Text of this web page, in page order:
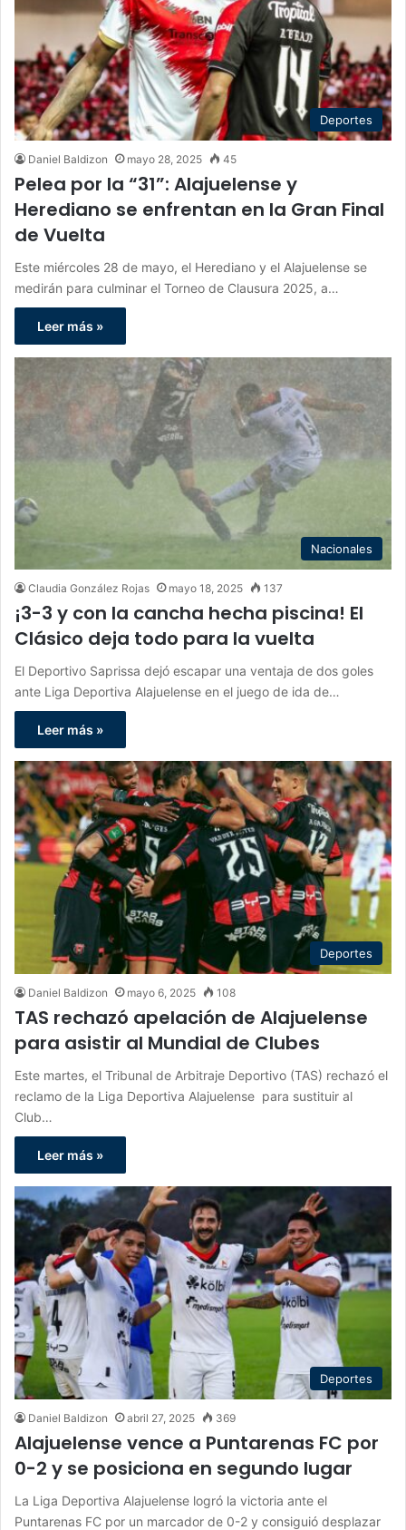
Deportes
Daniel Baldizon mayo 28, 2025 45
Pelea por la “31”: Alajuelense y
Herediano se enfrentan en la Gran Final
de Vuelta
Este miércoles 28 de mayo, el Herediano y el Alajuelense se
medirán para culminar el Torneo de Clausura 2025, a…
Leer más »
Nacionales
Claudia González Rojas mayo 18, 2025 137
¡3-3 y con la cancha hecha piscina! El
Clásico deja todo para la vuelta
El Deportivo Saprissa dejó escapar una ventaja de dos goles
ante Liga Deportiva Alajuelense en el juego de ida de…
Leer más »
Deportes
Daniel Baldizon mayo 6, 2025 108
TAS rechazó apelación de Alajuelense
para asistir al Mundial de Clubes
Este martes, el Tribunal de Arbitraje Deportivo (TAS) rechazó el
reclamo de la Liga Deportiva Alajuelense para sustituir al
Club…
Leer más »
Deportes
Daniel Baldizon abril 27, 2025 369
Alajuelense vence a Puntarenas FC por
0-2 y se posiciona en segundo lugar
La Liga Deportiva Alajuelense logró la victoria ante el
Puntarenas FC por un marcador de 0-2 y consiguió desplazar